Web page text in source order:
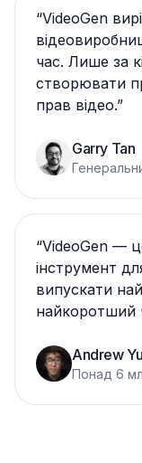
“VideoGen
час. Лише за
створювати
прав відео.”
Garry Tan
“VideoGen —
інструмент
випускати
найкоротший
Andrew Yu
Понад 6